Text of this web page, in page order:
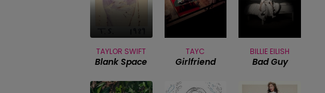
TAYLOR SWIFT
Blank Space
TAYC
Girlfriend
BILLIE EILISH
Bad Guy